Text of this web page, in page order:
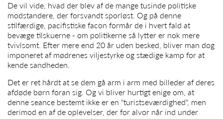
De vil vide, hvad der blev af de mange tusinde politiske
modstandere, der forsvandt sporløst. Og på denne
stilfærdige, pacifistiske facon formår de i hvert fald at
bevæge tilskuerne - om politikerne så lytter er nok mere
tvivlsomt. Efter mere end 20 år uden besked, bliver man dog
imponeret af mødrenes viljestyrke og stædige kamp for at
kende sandheden.
Det er ret hårdt at se dem gå arm i arm med billeder af deres
afdøde børn foran sig. Og vi bliver hurtigt enige om, at
denne seance bestemt ikke er en "turistseværdighed", men
derimod en af de oplevelser, der for alvor når ind under